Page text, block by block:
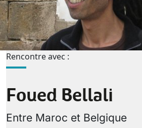
Rencontre avec :
Foued Bellali
Entre Maroc et Belgique